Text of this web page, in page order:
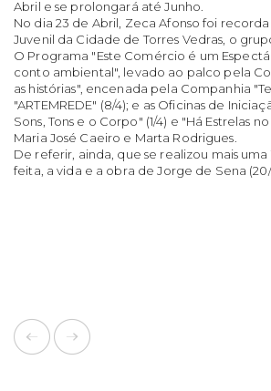
Abril e se prolongará até Junho.
No dia 23 de Abril, Zeca Afonso foi
Juvenil da Cidade de Torres Vedras, o
O Programa "Este Comércio é um
conto ambiental", levado ao palco pela
as histórias", encenada pela Companhia
"ARTEMREDE" (8/4); e as Oficinas de
Sons, Tons e o Corpo" (1/4) e "Há Estrelas
Maria José Caeiro e Marta Rodrigues.
De referir, ainda, que se realizou mais
feita, a vida e a obra de Jorge de Sena (20/